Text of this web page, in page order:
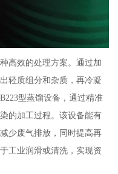
高效的处理方案。通过加
轻质组分和杂质，再冷凝
型蒸馏设备，通过精准
的加工过程。该设备能有
少废气排放，同时提高再
工业润滑或清洗，实现资